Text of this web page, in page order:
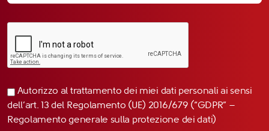
Autorizzo al trattamento dei miei dati personali ai sensi
dell’art. 13 del Regolamento (UE) 2016/679 (“GDPR” –
Regolamento generale sulla protezione dei dati)